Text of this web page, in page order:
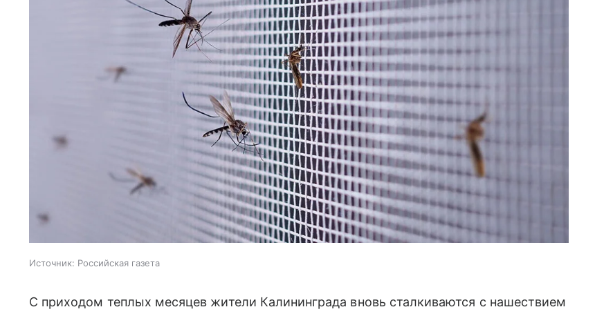
Источник: Российская газета
С приходом теплых месяцев жители Калининграда вновь сталкиваются с нашествием